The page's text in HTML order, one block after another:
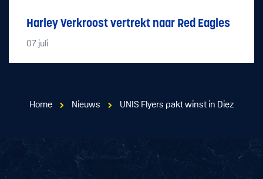
Harley Verkroost vertrekt naar Red Eagles
07 juli
Home Nieuws UNIS Flyers pakt winst in Diez